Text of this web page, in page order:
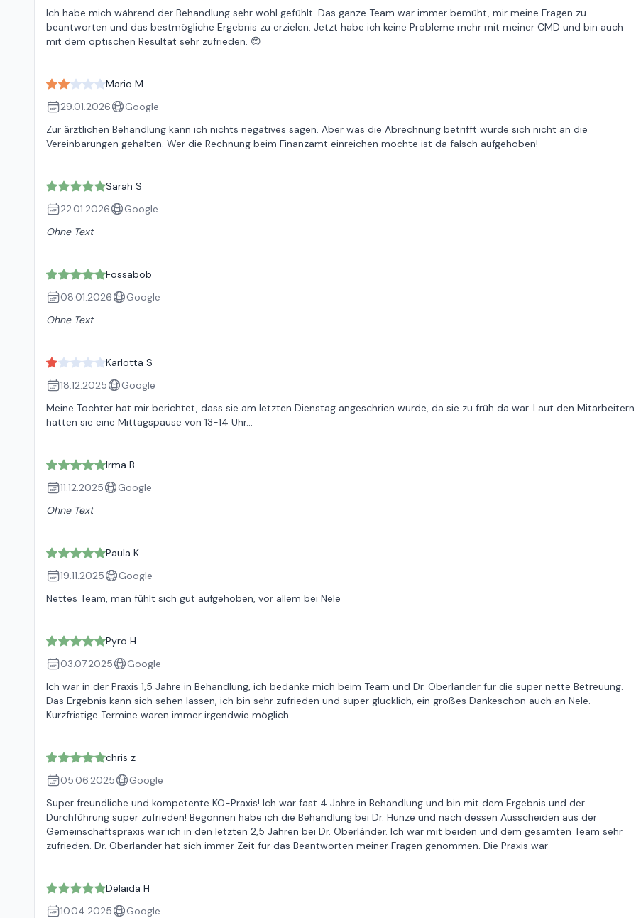
Ich habe mich während der Behandlung sehr wohl gefühlt. Das ganze Team war immer bemüht, mir meine Fragen zu
beantworten und das bestmögliche Ergebnis zu erzielen. Jetzt habe ich keine Probleme mehr mit meiner CMD und bin auch
mit dem optischen Resultat sehr zufrieden. 😊
Mario M
29.01.2026
Google
Zur ärztlichen Behandlung kann ich nichts negatives sagen. Aber was die Abrechnung betrifft wurde sich nicht an die
Vereinbarungen gehalten. Wer die Rechnung beim Finanzamt einreichen möchte ist da falsch aufgehoben!
Sarah S
22.01.2026
Google
Ohne Text
Fossabob
08.01.2026
Google
Ohne Text
Karlotta S
18.12.2025
Google
Meine Tochter hat mir berichtet, dass sie am letzten Dienstag angeschrien wurde, da sie zu früh da war. Laut den Mitarbeitern
hatten sie eine Mittagspause von 13-14 Uhr…
Irma B
11.12.2025
Google
Ohne Text
Paula K
19.11.2025
Google
Nettes Team, man fühlt sich gut aufgehoben, vor allem bei Nele
Pyro H
03.07.2025
Google
Ich war in der Praxis 1,5 Jahre in Behandlung, ich bedanke mich beim Team und Dr. Oberländer für die super nette Betreuung.
Das Ergebnis kann sich sehen lassen, ich bin sehr zufrieden und super glücklich, ein großes Dankeschön auch an Nele.
Kurzfristige Termine waren immer irgendwie möglich.
chris z
05.06.2025
Google
Super freundliche und kompetente KO-Praxis! Ich war fast 4 Jahre in Behandlung und bin mit dem Ergebnis und der
Durchführung super zufrieden! Begonnen habe ich die Behandlung bei Dr. Hunze und nach dessen Ausscheiden aus der
Gemeinschaftspraxis war ich in den letzten 2,5 Jahren bei Dr. Oberländer. Ich war mit beiden und dem gesamten Team sehr
zufrieden. Dr. Oberländer hat sich immer Zeit für das Beantworten meiner Fragen genommen. Die Praxis war
Delaida H
10.04.2025
Google